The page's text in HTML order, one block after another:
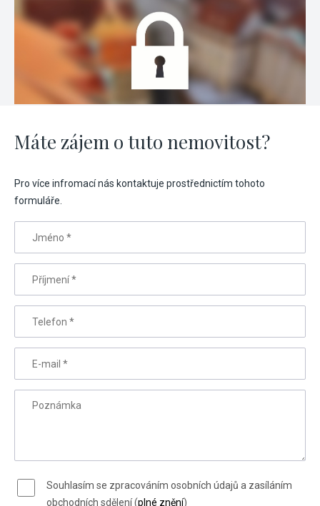
Máte zájem o tuto nemovitost?
Pro více infromací nás kontaktuje prostřednictím tohoto
formuláře.
Souhlasím se zpracováním osobních údajů a zasíláním
obchodních sdělení (plné znění)